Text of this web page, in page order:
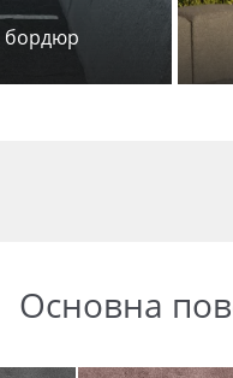
бордюр
Основна